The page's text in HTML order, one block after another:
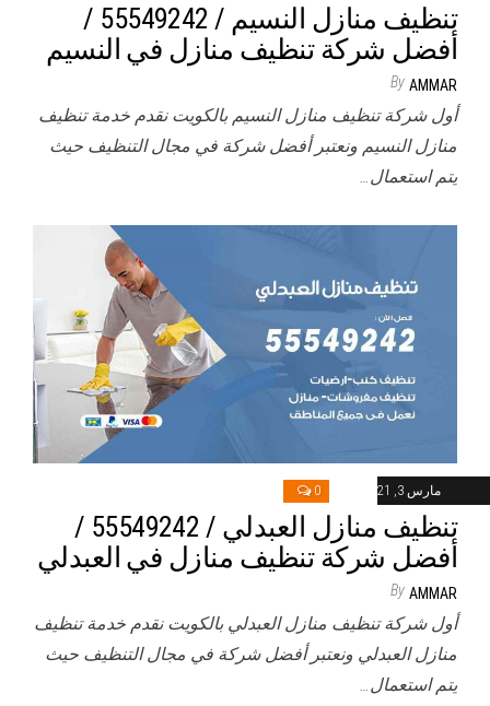
تنظيف منازل النسيم / 55549242 /
أفضل شركة تنظيف منازل في النسيم
By AMMAR
أول شركة تنظيف منازل النسيم بالكويت نقدم خدمة تنظيف
منازل النسيم ونعتبر أفضل شركة في مجال التنظيف حيث
يتم استعمال…
مارس 3, 2021 0
تنظيف منازل العبدلي / 55549242 /
أفضل شركة تنظيف منازل في العبدلي
By AMMAR
أول شركة تنظيف منازل العبدلي بالكويت نقدم خدمة تنظيف
منازل العبدلي ونعتبر أفضل شركة في مجال التنظيف حيث
يتم استعمال…